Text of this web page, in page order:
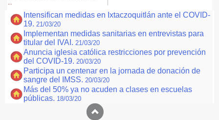
Intensifican medidas en Ixtaczoquitlán ante el COVID-
19. 21/03/20
Implementan medidas sanitarias en entrevistas para
titular del IVAI. 21/03/20
Anuncia iglesia católica restricciones por prevención
del COVID-19. 20/03/20
Participa un centenar en la jornada de donación de
sangre del IMSS. 20/03/20
Más del 50% ya no acuden a clases en escuelas
públicas. 18/03/20